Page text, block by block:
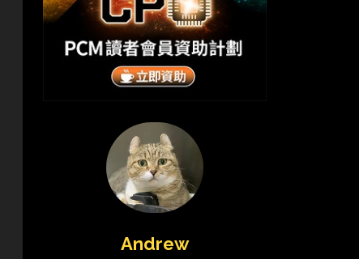
Andrew